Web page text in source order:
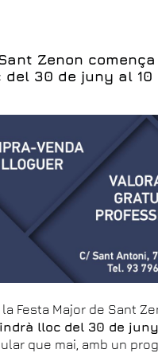
Zenon
30 de juny al 10
Festa Major de Sant
lloc del 30 de
que mai, amb un